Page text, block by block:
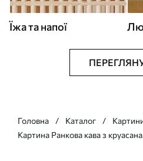
Їжа та напої
Головна Каталог
Картина Ранкова кава з